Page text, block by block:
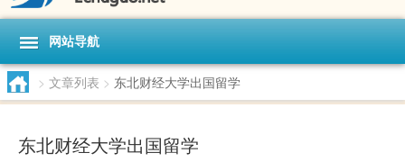
网站导航
> 文章列表 > 东北财经大学出国留学
东北财经大学出国留学